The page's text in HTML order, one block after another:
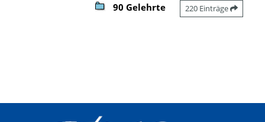
90 Gelehrte 220 Einträge